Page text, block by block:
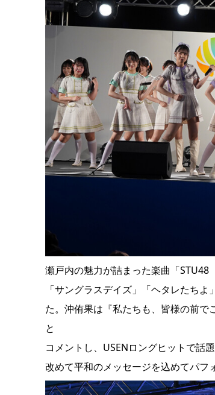
瀬戸内の魅力が詰まった楽曲「STU48
「サングラスデイズ」「ヘタレたち
た。沖侑果は『私たちも、皆様の前
と
コメントし、USENロングヒットで話
改めて平和のメッセージを込めてパフ